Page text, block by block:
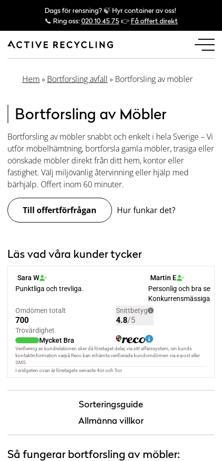
Dags för rensning? 🍃 Hyr container av oss!
📞 Ring oss:020 10 45 75 👉 Få offert direkt
Hem » Bortforsling avfall » Bortforsling av möbler
Bortforsling av Möbler
Bortforsling av möbler snabbt och enkelt i hela Sverige – Vi
utför möbelhämtning, bortforsla gamla möbler, trasiga eller
oönskade möbler direkt från ditt hem, kontor eller
fastighet. Välj miljövänlig återvinning eller hjälp med
bärhjälp. Offert inom 60 minuter.
Till offertförfrågan Hur funkar det?
Läs vad våra kunder tycker
Sorteringsguide
Allmänna villkor
Så fungerar bortforsling av möbler: